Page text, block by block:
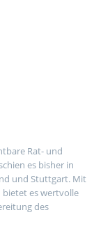
Rat- und
es bisher in
und Stuttgart. Mit
es wertvolle
des